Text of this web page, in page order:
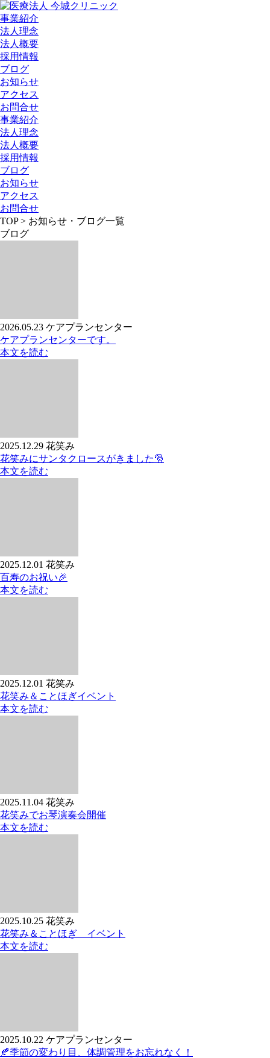
事業紹介
法人理念
法人概要
採用情報
ブログ
お知らせ
アクセス
お問合せ
事業紹介
法人理念
法人概要
採用情報
ブログ
お知らせ
アクセス
お問合せ
TOP > お知らせ・ブログ一覧
ブログ
2026.05.23 ケアプランセンター
ケアプランセンターです。
本文を読む
2025.12.29 花笑み
花笑みにサンタクロースがきました🎅
本文を読む
2025.12.01 花笑み
百寿のお祝い🎉
本文を読む
2025.12.01 花笑み
花笑み＆ことほぎイベント
本文を読む
2025.11.04 花笑み
花笑みでお琴演奏会開催
本文を読む
2025.10.25 花笑み
花笑み＆ことほぎ イベント
本文を読む
2025.10.22 ケアプランセンター
🍂季節の変わり目、体調管理をお忘れなく！